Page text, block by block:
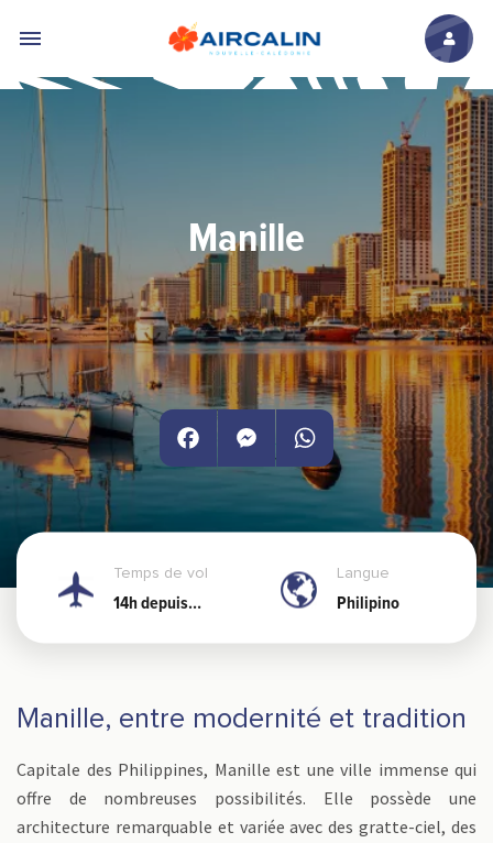
Aller au contenu principal
Manille
MessengerWhatsApp
Temps de vol
14h depuis
Langue
Philipino
Manille, entre modernité et tradition
Capitale des Philippines, Manille est une ville immense qui
offre de nombreuses possibilités. Elle possède une
architecture remarquable et variée avec des gratte-ciel, des